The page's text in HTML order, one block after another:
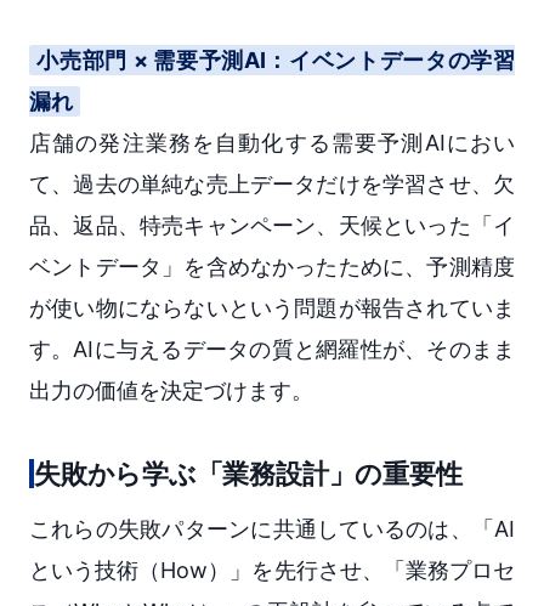
小売部門 × 需要予測AI：イベントデータの学習
漏れ
店舗の発注業務を自動化する需要予測AIにおい
て、過去の単純な売上データだけを学習させ、欠
品、返品、特売キャンペーン、天候といった「イ
ベントデータ」を含めなかったために、予測精度
が使い物にならないという問題が報告されていま
す。AIに与えるデータの質と網羅性が、そのまま
出力の価値を決定づけます。
失敗から学ぶ「業務設計」の重要性
これらの失敗パターンに共通しているのは、「AI
という技術（How）」を先行させ、「業務プロセ